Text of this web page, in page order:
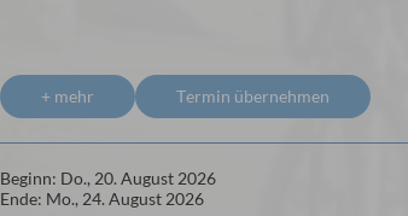
+ mehr Termin übernehmen
Beginn: Do., 20. August 2026
Ende: Mo., 24. August 2026